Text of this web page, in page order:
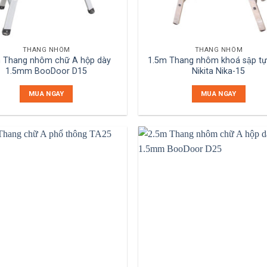
THANG NHÔM
Thang nhôm chữ A hộp dày
1.5mm BooDoor D15
MUA NGAY
THANG NHÔM
1.5m Thang nhôm khoá sập
Nikita Nika-15
MUA NGAY